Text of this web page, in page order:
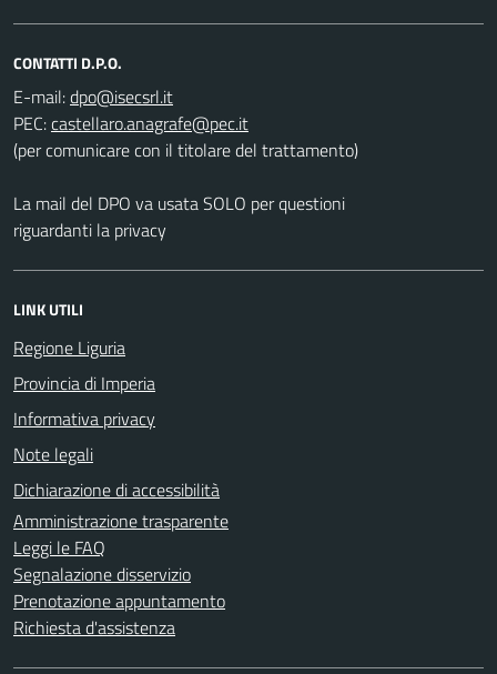
CONTATTI D.P.O.
E-mail:
PEC:
(per comunicare con il titolare del trattamento)
La mail del DPO va usata SOLO per questioni
riguardanti la privacy
LINK UTILI
Regione Liguria
Provincia di Imperia
Informativa privacy
Note legali
Dichiarazione di accessibilità
Amministrazione trasparente
Leggi le FAQ
Segnalazione disservizio
Prenotazione appuntamento
Richiesta d'assistenza